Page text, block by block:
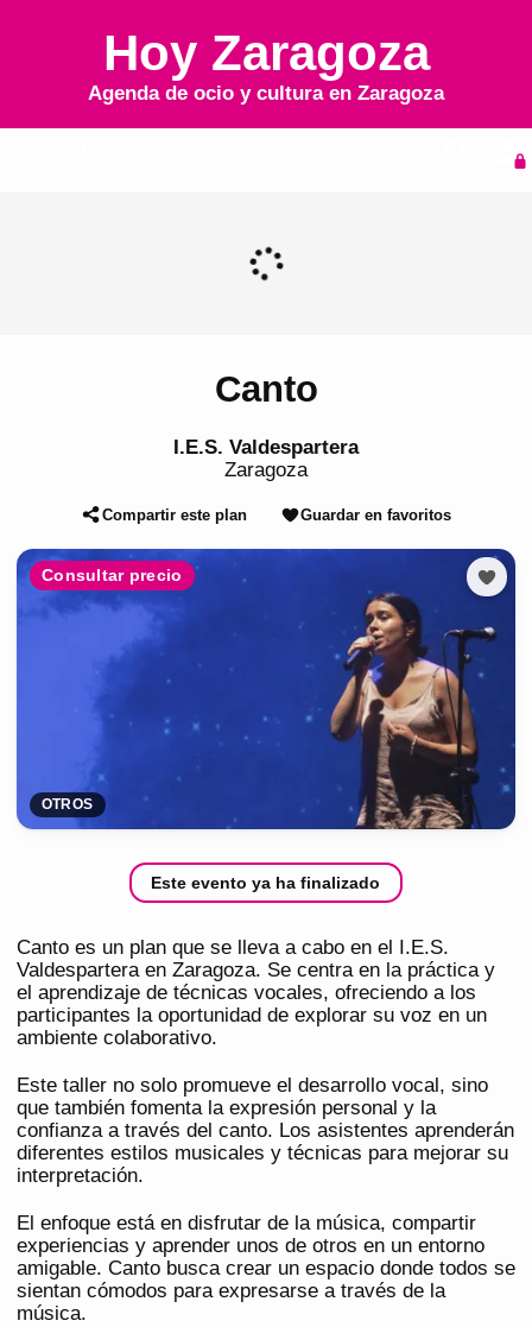
Hoy Zaragoza
Agenda de ocio y cultura en Zaragoza
Canto
I.E.S. Valdespartera
Zaragoza
Compartir este plan Guardar en favoritos
Consultar precio
OTROS
Este evento ya ha finalizado
Canto es un plan que se lleva a cabo en el I.E.S.
Valdespartera en Zaragoza. Se centra en la práctica y
el aprendizaje de técnicas vocales, ofreciendo a los
participantes la oportunidad de explorar su voz en un
ambiente colaborativo.
Este taller no solo promueve el desarrollo vocal, sino
que también fomenta la expresión personal y la
confianza a través del canto. Los asistentes aprenderán
diferentes estilos musicales y técnicas para mejorar su
interpretación.
El enfoque está en disfrutar de la música, compartir
experiencias y aprender unos de otros en un entorno
amigable. Canto busca crear un espacio donde todos se
sientan cómodos para expresarse a través de la
música.